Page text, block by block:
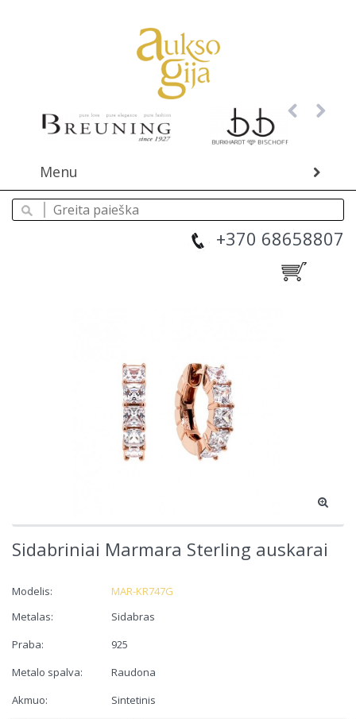
Menu
+370 68658807
Sidabriniai Marmara Sterling auskarai
Modelis:
MAR-KR747G
Metalas:
Sidabras
Praba:
925
Metalo spalva:
Raudona
Akmuo:
Sintetinis